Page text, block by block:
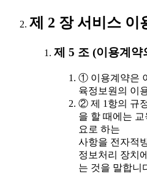
제 2 장 서비스 이
제 5 조 (이용계약
① 이용계약은
육정보원의 이
② 제 1항의 규
을 할 때에는
요로 하는
사항을 전자적
정보처리 장치
는 것을 말합니